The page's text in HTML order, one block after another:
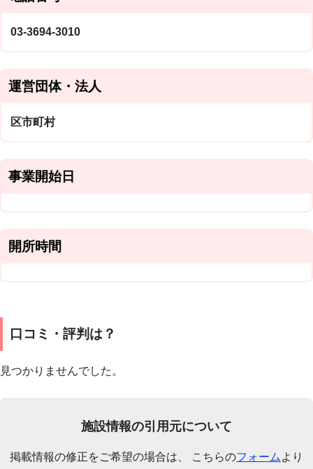
03-3694-3010
運営団体・法人
区市町村
事業開始日
開所時間
口コミ・評判は？
見つかりませんでした。
施設情報の引用元について
掲載情報の修正をご希望の場合は、 こちらのフォーム より